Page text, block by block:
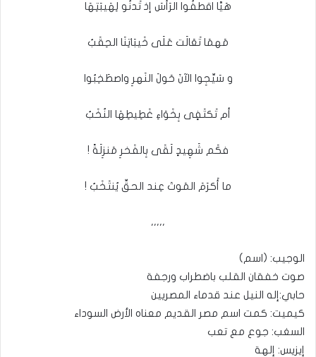
هَيَّا اقطفُوا الرَأسَ إذ تَدنُو لِهَيبَتِهَا
مَهمَا تَعَالَت عَلَى خَيبَاتِنَا الحِقَبُ
و سَيِّجِوا الآنَ حَولَ النَهرِ واصطَخِبُوا
أم تَكتَفٍى بِخَوَاءِ غَطِيطِهَا النُخَبُ
فكَم شَهِيدٍ لَقَى بِالفَخرِ مَنزِلَةً !
ما أَكرَمَ المَوتَ عِند الحقِّ يُنتَخَبُ !
،،،،،
الوجيب: (اسم)
صوت خفقان القلب باضطراب ورجفة
حابي:إله النيل عند قدماء المصريين
كيميت: كمت اسم مصر القديم معناه الأرض السوداء
السغب: جوع مع تعب
إيزيس: إلهة